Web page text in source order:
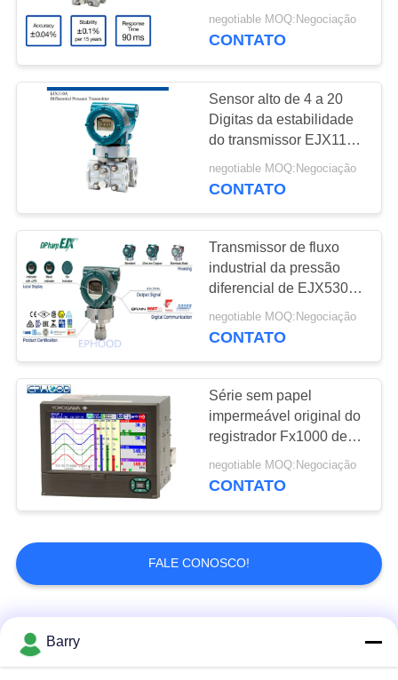
para a medida nivelada
negotiable MOQ:Negociação
CONTATO
Sensor alto de 4 a 20
Digitas da estabilidade
do transmissor EJX110A
do indicador de pressão
da C.C. do miliampère
negotiable MOQ:Negociação
CONTATO
Transmissor de fluxo
industrial da pressão
diferencial de EJX530A
com medida exata
negotiable MOQ:Negociação
CONTATO
Série sem papel
impermeável original do
registrador Fx1000 de
Yokogawa Japão com
cartão dos Cf
negotiable MOQ:Negociação
CONTATO
FALE CONOSCO!
Categorias populares
Barry